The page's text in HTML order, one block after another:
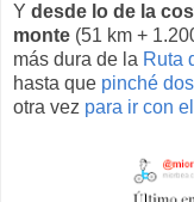
Y desde lo de la
monte (51 km +
más dura de la Ruta
hasta que pinché
otra vez para ir con